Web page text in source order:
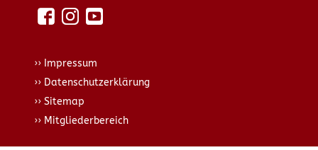
Impressum
Datenschutzerklärung
Sitemap
Mitgliederbereich